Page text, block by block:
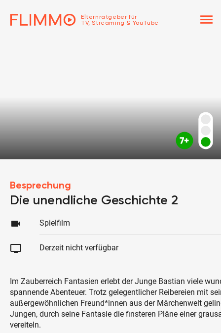
Elternratgeber für
TV, Streaming & YouTube
menu
Besprechung
Die unendliche Geschichte 2
videocam Spielfilm
tv Derzeit nicht verfügbar
Im Zauberreich Fantasien erlebt der Junge Bastian viele
spannende Abenteuer. Trotz gelegentlicher Reibereien mit
außergewöhnlichen Freund*innen aus der Märchenwelt
Jungen, durch seine Fantasie die finsteren Pläne einer
vereiteln.